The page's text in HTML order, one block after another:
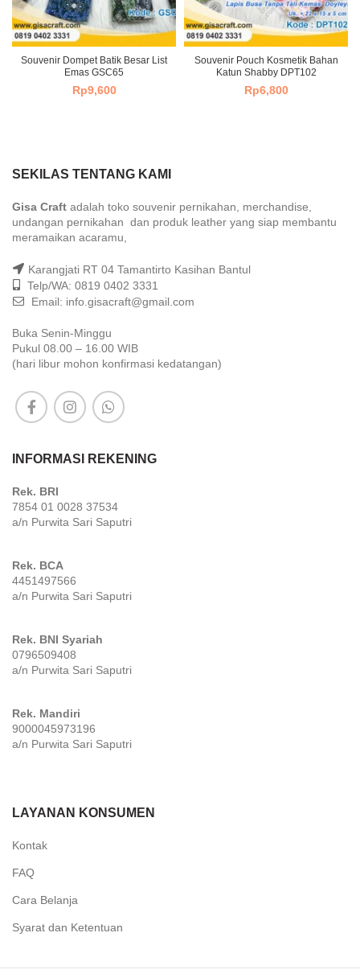
Souvenir Dompet Batik Besar List
Emas GSC65
Rp9,600
Souvenir Pouch Kosmetik Bahan
Katun Shabby DPT102
Rp6,800
SEKILAS TENTANG KAMI
Gisa Craft adalah toko souvenir pernikahan, merchandise,
undangan pernikahan dan produk leather yang siap membantu
meramaikan acaramu,
Karangjati RT 04 Tamantirto Kasihan Bantul
Telp/WA: 0819 0402 3331
Email: info.gisacraft@gmail.com
Buka Senin-Minggu
Pukul 08.00 – 16.00 WIB
(hari libur mohon konfirmasi kedatangan)
INFORMASI REKENING
Rek. BRI
7854 01 0028 37534
a/n Purwita Sari Saputri
Rek. BCA
4451497566
a/n Purwita Sari Saputri
Rek. BNI Syariah
0796509408
a/n Purwita Sari Saputri
Rek. Mandiri
9000045973196
a/n Purwita Sari Saputri
LAYANAN KONSUMEN
Kontak
FAQ
Cara Belanja
Syarat dan Ketentuan